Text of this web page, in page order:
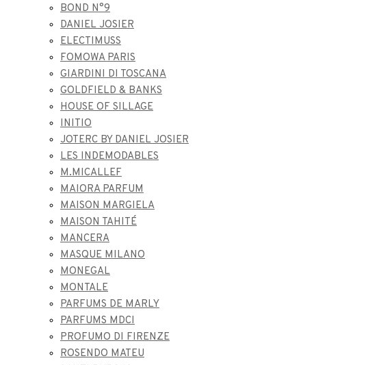
BOND N°9
DANIEL JOSIER
ELECTIMUSS
FOMOWA PARIS
GIARDINI DI TOSCANA
GOLDFIELD & BANKS
HOUSE OF SILLAGE
INITIO
JOTERC BY DANIEL JOSIER
LES INDEMODABLES
M.MICALLEF
MAIORA PARFUM
MAISON MARGIELA
MAISON TAHITÉ
MANCERA
MASQUE MILANO
MONEGAL
MONTALE
PARFUMS DE MARLY
PARFUMS MDCI
PROFUMO DI FIRENZE
ROSENDO MATEU